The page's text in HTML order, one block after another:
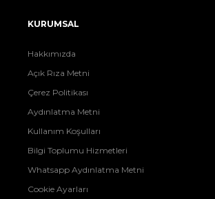
KURUMSAL
Hakkımızda
Açık Rıza Metni
Çerez Politikası
Aydınlatma Metni
Kullanım Koşulları
Bilgi Toplumu Hizmetleri
Whatsapp Aydınlatma Metni
Cookie Ayarları